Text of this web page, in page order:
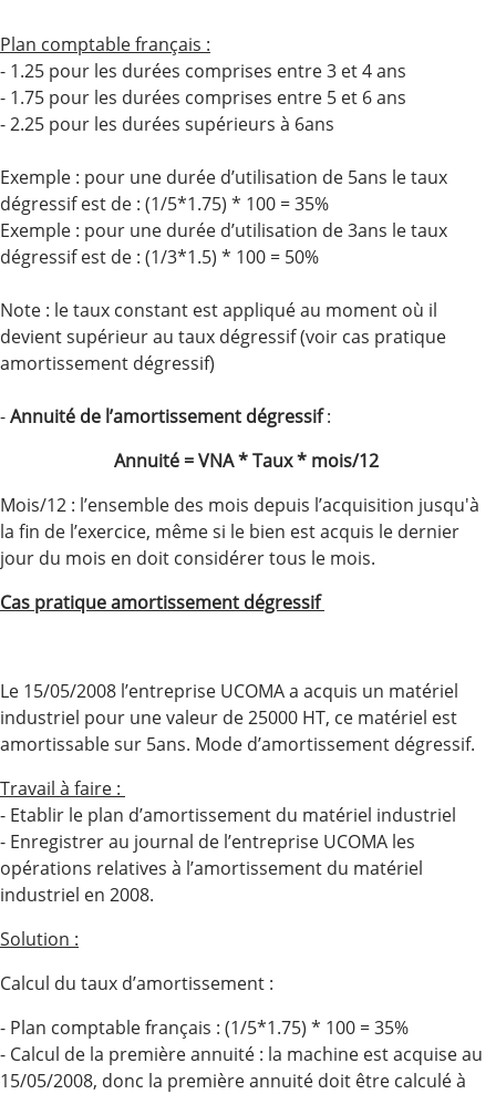
Plan comptable français :
- 1.25 pour les durées comprises entre 3 et 4 ans
- 1.75 pour les durées comprises entre 5 et 6 ans
- 2.25 pour les durées supérieurs à 6ans
Exemple : pour une durée d’utilisation de 5ans le taux
dégressif est de : (1/5*1.75) * 100 = 35%
Exemple : pour une durée d’utilisation de 3ans le taux
dégressif est de : (1/3*1.5) * 100 = 50%
Note : le taux constant est appliqué au moment où il
devient supérieur au taux dégressif (voir cas pratique
amortissement dégressif)
-Annuité de l’amortissement dégressif:
Annuité = VNA * Taux * mois/12
Mois/12 : l’ensemble des mois depuis l’acquisition jusqu'à
la fin de l’exercice, même si le bien est acquis le dernier
jour du mois en doit considérer tous le mois.
Cas pratique amortissement dégressif
Le 15/05/2008 l’entreprise UCOMA a acquis un matériel
industriel pour une valeur de 25000 HT, ce matériel est
amortissable sur 5ans. Mode d’amortissement dégressif.
Travail à faire :
- Etablir le plan d’amortissement du matériel industriel
- Enregistrer au journal de l’entreprise UCOMA les
opérations relatives à l’amortissement du matériel
industriel en 2008.
Solution :
Calcul du taux d’amortissement :
- Plan comptable français : (1/5*1.75) * 100 = 35%
- Calcul de la première annuité : la machine est acquise au
15/05/2008, donc la première annuité doit être calculé à